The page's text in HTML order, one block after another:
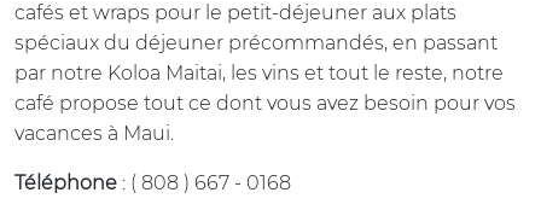
cafés et wraps pour le petit-déjeuner aux plats
spéciaux du déjeuner précommandés, en passant
par notre Koloa Maitai, les vins et tout le reste, notre
café propose tout ce dont vous avez besoin pour vos
vacances à Maui.
Téléphone : ( 808 ) 667 - 0168